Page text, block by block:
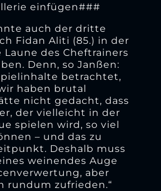
einfügen###
auch der dritte
Fidan Aliti (85.) in der
Laune des Cheftrainers
Denn, so Janßen:
betrachtet,
haben brutal
nicht gedacht, dass
der vielleicht in der
spielen wird, so viel
– und das zu
Deshalb muss
weinendes Auge
aber
rundum zufrieden.“